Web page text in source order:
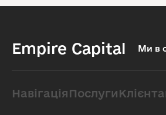
Empire Capital Ми в
НавігаціяПослуги